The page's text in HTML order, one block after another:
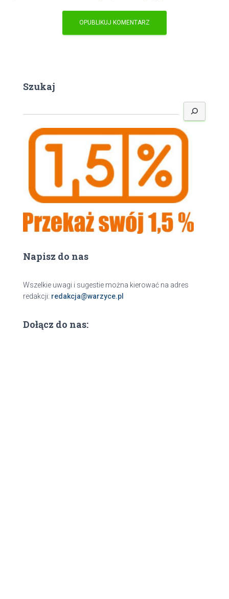
Szukaj
z
Napisz do nas
Wszelkie uwagi i sugestie można kierować na adres
redakcji: redakcja@warzyce.pl
Dołącz do nas: